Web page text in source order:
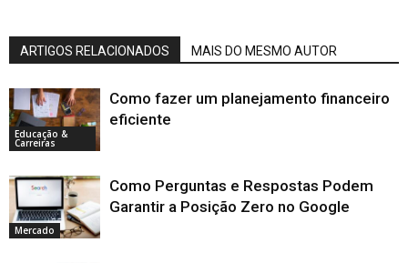
ARTIGOS RELACIONADOS MAIS DO MESMO AUTOR
Educação &
Carreiras
Como fazer um planejamento financeiro
eficiente
Mercado
Como Perguntas e Respostas Podem
Garantir a Posição Zero no Google